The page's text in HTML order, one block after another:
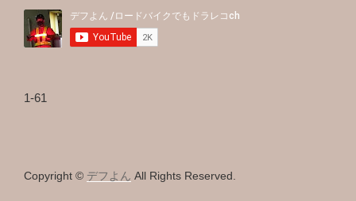
1-61
Copyright © デフよん All Rights Reserved.